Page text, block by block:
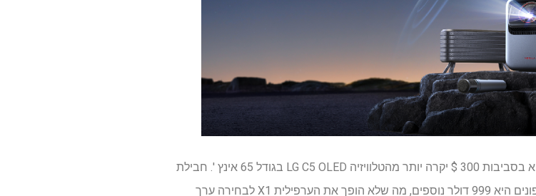
אז מה התפיסה? החל מ- 2,999 דולר, הערפילית X1 היא בסביבות 300 $ יקרה יותר מהטלוויזיה LG C5 OLED בגודל 65 אינץ '. חבילת
תוספות נוספת הכוללת את שני רמקולי הלוויין והמיקרופונים היא 999 דולר נוספים, מה שלא הופך את הערפילית X1 לבחירה ערך